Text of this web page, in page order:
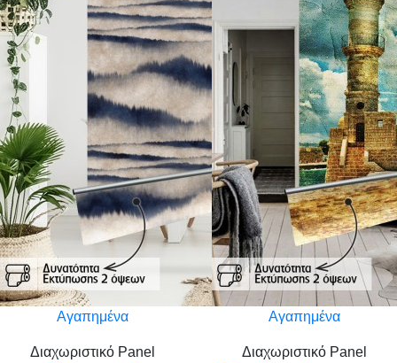
Αγαπημένα
Διαχωριστικό Panel
Αγαπημένα
Διαχωριστικό Panel